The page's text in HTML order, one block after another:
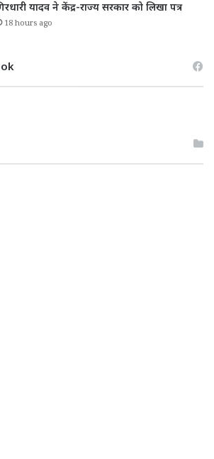
यादव ने केंद्र-राज्य सरकार को लिखा पत्र
18 hours ago